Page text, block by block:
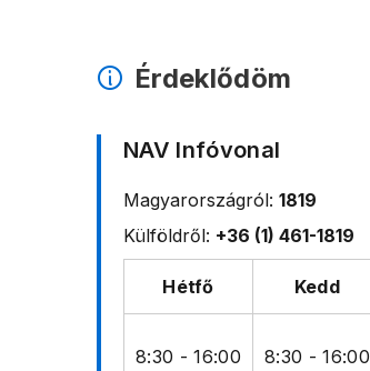
Érdeklődöm
NAV Infóvonal
Magyarországról: 1819
Külföldről: +36 (1) 461-1819
Hétfő Kedd
8:30 - 16:00 8:30 - 16:00